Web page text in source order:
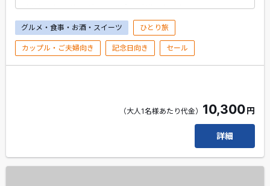
だけます。 サラダ、スープ、デザートのセットメニューに
EX限定ウェルカムドリンク付き
グルメ・食事・お酒・スイーツ ひとり旅
カップル・ご夫婦向き 記念日向き セール
（大人1名様あたり代金） 10,300円
詳細